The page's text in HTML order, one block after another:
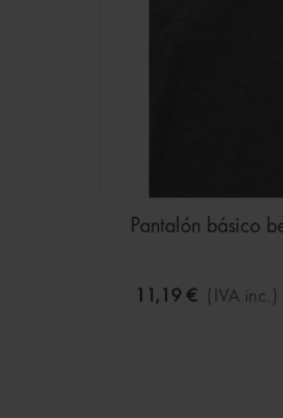
Pantalón básico
11,19 € (IVA inc.)